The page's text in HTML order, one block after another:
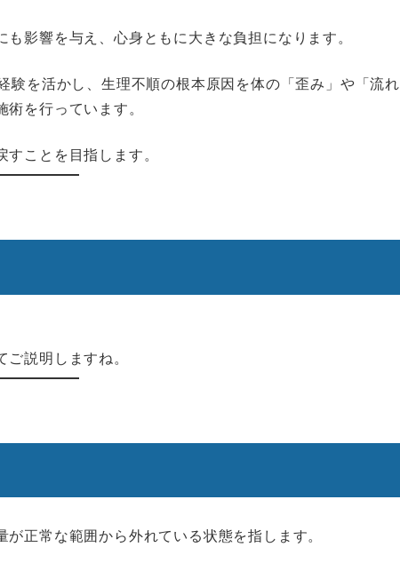
影響を与え、心身ともに大きな負担になります。
を活かし、生理不順の根本原因を体の「歪み」や「流れ
を行っています。
ことを目指します。
説明しますね。
正常な範囲から外れている状態を指します。